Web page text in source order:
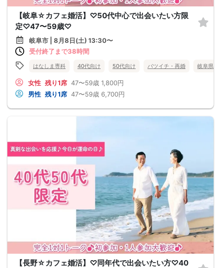
【岐阜☆カフェ婚活】♡50代中心で出会いたい方限
定♡47〜59歳♡
岐阜市 | 8月8日(土) 13:30〜
受付終了まで38時間
はなしま専科 40代向け 50代向け バツイチ・再婚 岐阜県
女性 残り1席 47〜59歳 1,800円
男性 残り1席 47〜59歳 6,700円
【長野☆カフェ婚活】♡同年代で出会いたい方♡40